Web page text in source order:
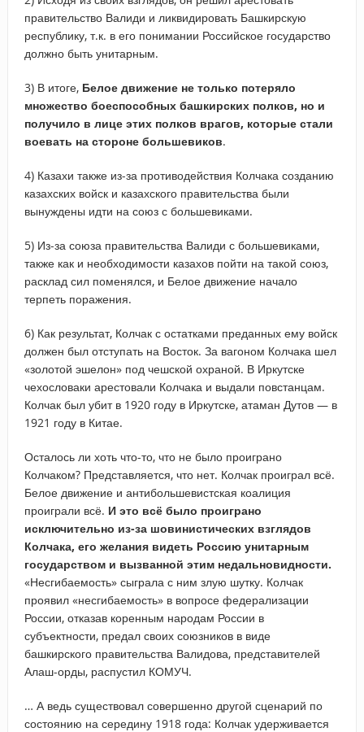
правительство Валиди и ликвидировать Башкирскую
республику, т.к. в его понимании Российское государство
должно быть унитарным.
3) В итоге, Белое движение не только потеряло
множество боеспособных башкирских полков, но и
получило в лице этих полков врагов, которые стали
воевать на стороне большевиков.
4) Казахи также из-за противодействия Колчака созданию
казахских войск и казахского правительства были
вынуждены идти на союз с большевиками.
5) Из-за союза правительства Валиди с большевиками,
также как и необходимости казахов пойти на такой союз,
расклад сил поменялся, и Белое движение начало
терпеть поражения.
6) Как результат, Колчак с остатками преданных ему войск
должен был отступать на Восток. За вагоном Колчака шел
«золотой эшелон» под чешской охраной. В Иркутске
чехословаки арестовали Колчака и выдали повстанцам.
Колчак был убит в 1920 году в Иркутске, атаман Дутов — в
1921 году в Китае.
Осталось ли хоть что-то, что не было проиграно
Колчаком? Представляется, что нет. Колчак проиграл всё.
Белое движение и антибольшевистская коалиция
проиграли всё. И это всё было проиграно
исключительно из-за шовинистических взглядов
Колчака, его желания видеть Россию унитарным
государством и вызванной этим недальновидности.
«Несгибаемость» сыграла с ним злую шутку. Колчак
проявил «несгибаемость» в вопросе федерализации
России, отказав коренным народам России в
субъектности, предал своих союзников в виде
башкирского правительства Валидова, представителей
Алаш-орды, распустил КОМУЧ.
… А ведь существовал совершенно другой сценарий по
состоянию на середину 1918 года: Колчак удерживается